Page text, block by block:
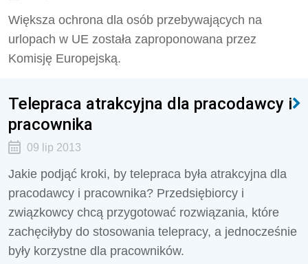
Większa ochrona dla osób przebywających na
urlopach w UE została zaproponowana przez
Komisję Europejską.
Telepraca atrakcyjna dla pracodawcy i
pracownika
09 lip 2013
Jakie podjąć kroki, by telepraca była atrakcyjna dla
pracodawcy i pracownika? Przedsiębiorcy i
związkowcy chcą przygotować rozwiązania, które
zachęciłyby do stosowania telepracy, a jednocześnie
były korzystne dla pracowników.